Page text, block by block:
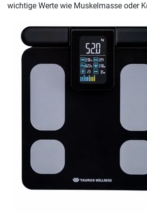
wichtige Werte wie Muskelmasse oder